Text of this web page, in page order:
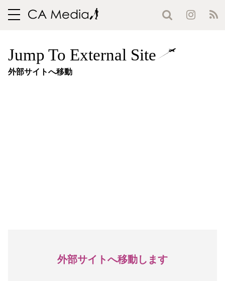
toggle
Jump To External Site
外部サイトへ移動
外部サイトへ移動します